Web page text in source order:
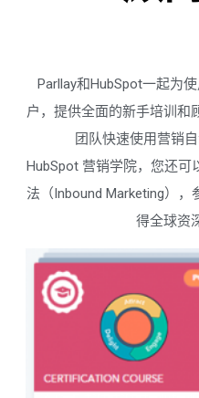
Parllay和HubSpot一起为
户，提供全面的新手培训和
团队快速使用营销
HubSpot 营销学院，您还可
法（Inbound Marketing）
得全球资